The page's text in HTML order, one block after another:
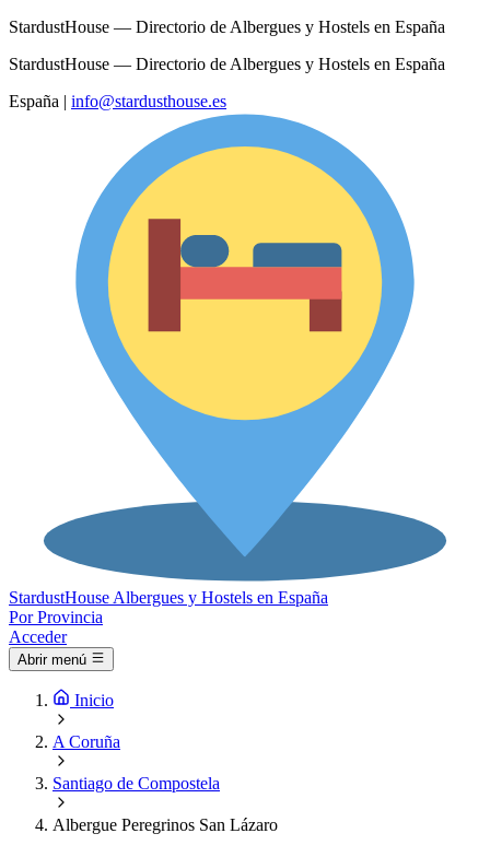
StardustHouse — Directorio de Albergues y Hostels en España
StardustHouse — Directorio de Albergues y Hostels en España
España | info@stardusthouse.es
StardustHouse Albergues y Hostels en España
Por Provincia
Acceder
Abrir menú
Inicio
A Coruña
Santiago de Compostela
Albergue Peregrinos San Lázaro